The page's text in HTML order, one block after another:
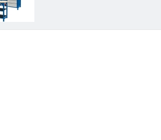
Krzesła i taborety warsztatowe